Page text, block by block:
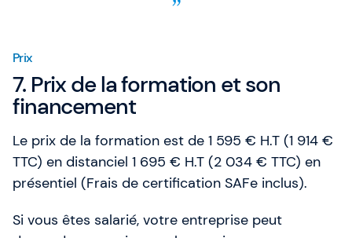
Prix
7. Prix de la formation et son
financement
Le prix de la formation est de 1 595 € H.T (1 914 €
TTC) en distanciel 1 695 € H.T (2 034 € TTC) en
présentiel (Frais de certification SAFe inclus).
Si vous êtes salarié, votre entreprise peut